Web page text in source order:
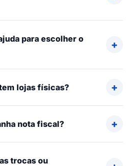
para escolher o
lojas físicas?
nota fiscal?
trocas ou